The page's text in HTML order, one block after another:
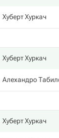
Хуберт Хуркач
Хуберт Хуркач
Алехандро
Хуберт Хуркач